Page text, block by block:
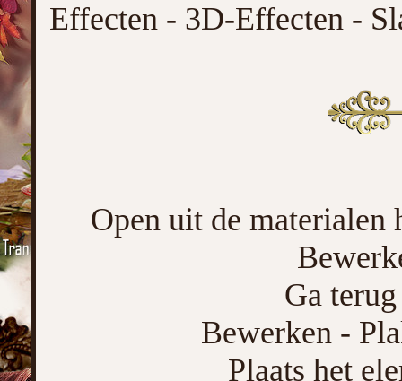
Effecten - 3D-Effecten -
Open uit de materialen
Ga
Bewerken -
Plaats het